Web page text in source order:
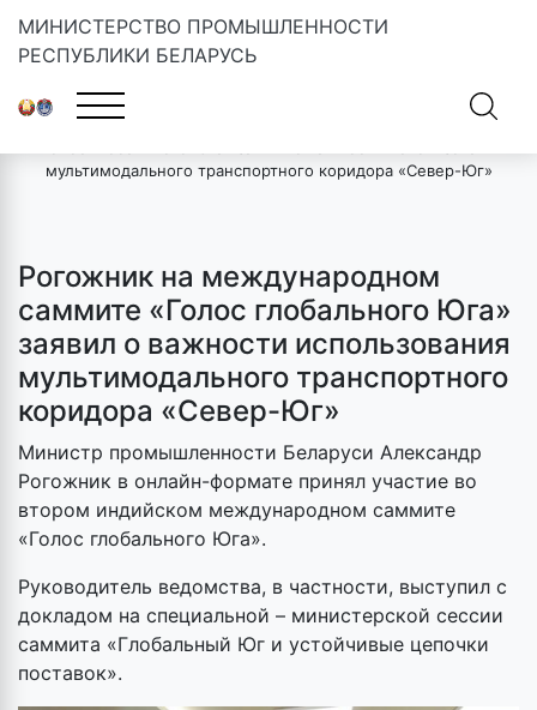
МИНИСТЕРСТВО ПРОМЫШЛЕННОСТИ
РЕСПУБЛИКИ БЕЛАРУСЬ
Главная»Новости
Рогожник на международном саммите
мультимодального транспортного коридора «Север-Юг»
Рогожник на международном
саммите «Голос глобального Юга»
заявил о важности использования
мультимодального транспортного
коридора «Север-Юг»
Министр промышленности Беларуси Александр
Рогожник в онлайн-формате принял участие во
втором индийском международном саммите
«Голос глобального Юга».
Руководитель ведомства, в частности, выступил с
докладом на специальной – министерской сессии
саммита «Глобальный Юг и устойчивые цепочки
поставок».